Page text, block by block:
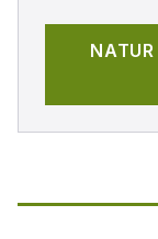
NATUR